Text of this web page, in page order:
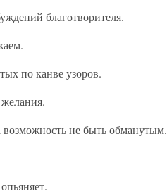
благотворителя.
по канве узоров.
не быть обманутым.